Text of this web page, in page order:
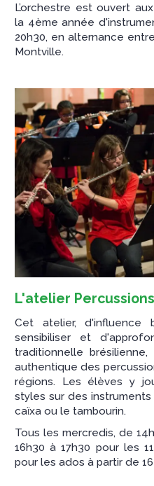
L’orchestre est ouvert
la 4ème année
20h30, en alternance
Montville.
L'atelier
Cet atelier, d'influence
sensibiliser et
traditionnelle
authentique des
régions. Les élèves y
styles sur des
caïxa ou le tambourin.
Tous les mercredis, de
16h30 à 17h30 pour les
pour les ados à partir de